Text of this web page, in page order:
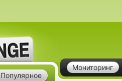
Мониторинг
Популярное